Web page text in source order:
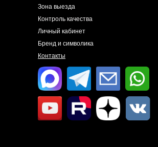
Зона выезда
Контроль качества
Личный кабинет
Бренд и символика
Контакты